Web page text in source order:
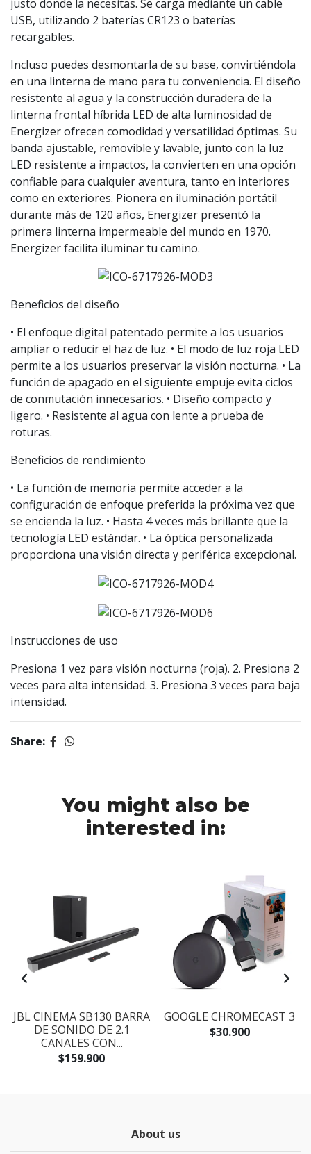
justo donde la necesitas. Se carga mediante un cable
USB, utilizando 2 baterías CR123 o baterías
recargables.
Incluso puedes desmontarla de su base, convirtiéndola
en una linterna de mano para tu conveniencia. El diseño
resistente al agua y la construcción duradera de la
linterna frontal híbrida LED de alta luminosidad de
Energizer ofrecen comodidad y versatilidad óptimas. Su
banda ajustable, removible y lavable, junto con la luz
LED resistente a impactos, la convierten en una opción
confiable para cualquier aventura, tanto en interiores
como en exteriores. Pionera en iluminación portátil
durante más de 120 años, Energizer presentó la
primera linterna impermeable del mundo en 1970.
Energizer facilita iluminar tu camino.
Beneficios del diseño
• El enfoque digital patentado permite a los usuarios
ampliar o reducir el haz de luz. • El modo de luz roja LED
permite a los usuarios preservar la visión nocturna. • La
función de apagado en el siguiente empuje evita ciclos
de conmutación innecesarios. • Diseño compacto y
ligero. • Resistente al agua con lente a prueba de
roturas.
Beneficios de rendimiento
• La función de memoria permite acceder a la
configuración de enfoque preferida la próxima vez que
se encienda la luz. • Hasta 4 veces más brillante que la
tecnología LED estándar. • La óptica personalizada
proporciona una visión directa y periférica excepcional.
Instrucciones de uso
Presiona 1 vez para visión nocturna (roja). 2. Presiona 2
veces para alta intensidad. 3. Presiona 3 veces para baja
intensidad.
Share:
You might also be
interested in:
JBL CINEMA SB130 BARRA
DE SONIDO DE 2.1
CANALES CON...
$159.900
GOOGLE CHROMECAST 3
$30.900
About us